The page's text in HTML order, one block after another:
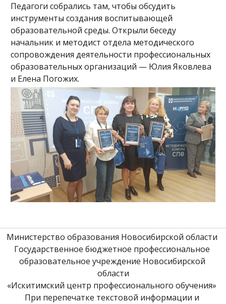
Педагоги собрались там, чтобы обсудить
инструменты создания воспитывающей
образовательной среды. Открыли беседу
начальник и методист отдела методического
сопровождения деятельности профессиональных
образовательных организаций — Юлия Яковлева
и Елена Погожих.
Министерство образования Новосибирской области
Государственное бюджетное профессиональное
образовательное учреждение Новосибирской
области
«Искитимский центр профессионального обучения»
При перепечатке текстовой информации и